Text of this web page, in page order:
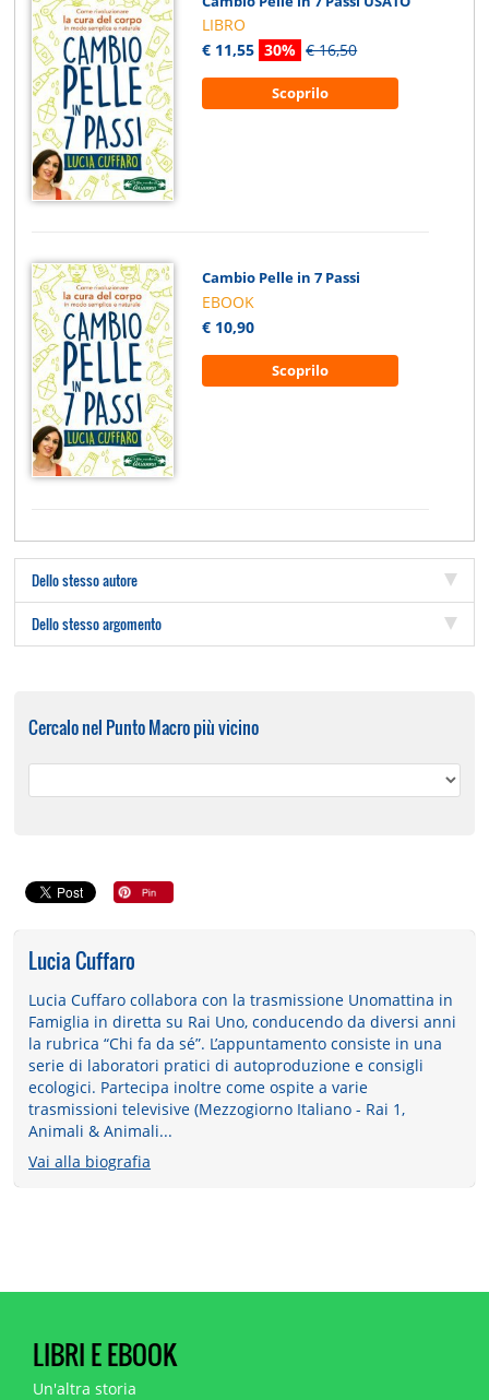
LIBRO
€ 11,55 30% € 16,50
Scoprilo
Cambio Pelle in 7 Passi
EBOOK
€ 10,90
Scoprilo
Dello stesso autore
Dello stesso argomento
Cercalo nel Punto Macro più vicino
Lucia Cuffaro
Lucia Cuffaro collabora con la trasmissione Unomattina in
Famiglia in diretta su Rai Uno, conducendo da diversi anni
la rubrica “Chi fa da sé”. L’appuntamento consiste in una
serie di laboratori pratici di autoproduzione e consigli
ecologici. Partecipa inoltre come ospite a varie
trasmissioni televisive (Mezzogiorno Italiano - Rai 1,
Animali & Animali...
Vai alla biografia
LIBRI E EBOOK
Un'altra storia